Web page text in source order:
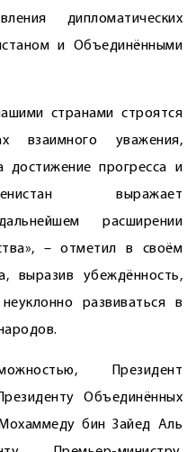
дипломатических
и Объединёнными
странами строятся
взаимного уважения,
достижение прогресса и
выражает
расширении
– отметил в своём
выразив убеждённость,
развиваться в
Президент
Объединённых
бин Зайед Аль